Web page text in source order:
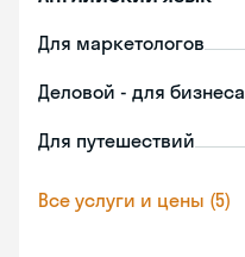
Для маркетологов
Деловой - для бизнеса
Для путешествий
Все услуги и цены (5)